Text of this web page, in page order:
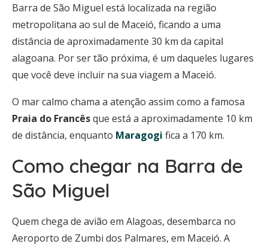
Barra de São Miguel está localizada na região
metropolitana ao sul de Maceió, ficando a uma
distância de aproximadamente 30 km da capital
alagoana. Por ser tão próxima, é um daqueles lugares
que você deve incluir na sua viagem a Maceió.
O mar calmo chama a atenção assim como a famosa
Praia do Francêsque está a aproximadamente 10 km
de distância, enquanto Maragogi fica a 170 km.
Como chegar na Barra de
São Miguel
Quem chega de avião em Alagoas, desembarca no
Aeroporto de Zumbi dos Palmares, em Maceió. A